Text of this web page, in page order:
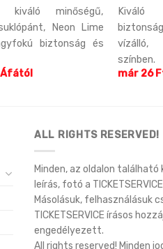
kiváló minőségű,
Neon Lime
biztonság és
Kiváló
színben.
már 26
ALL RIGHTS RESERVED!
Minden, az oldalon található
leírás, fotó a
Másolásuk, felhasználásuk
TICKETSERVICE írásos
engedélyezett.
All rights reserved! Minden